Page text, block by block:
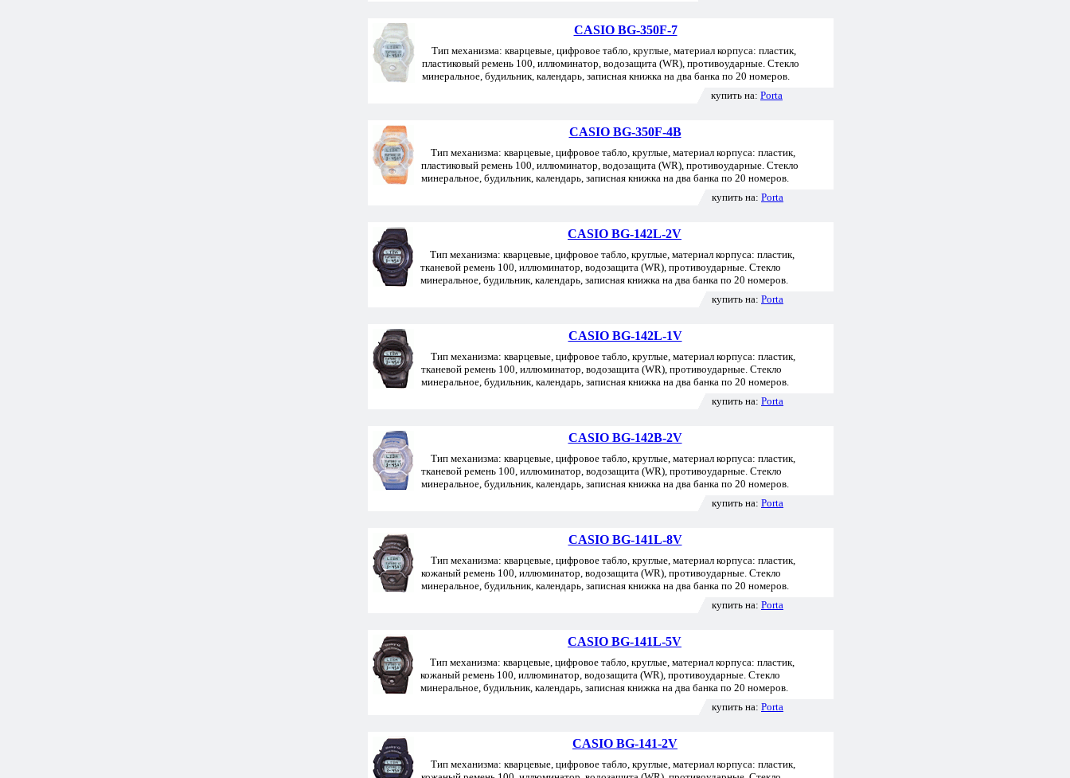
CASIO BG-350F-7
Тип механизма: кварцевые, цифровое табло, круглые, материал корпуса: пластик,
пластиковый ремень 100, иллюминатор, водозащита (WR), противоударные. Стекло
минеральное, будильник, календарь, записная книжка на два банка по 20 номеров.
купить на: Porta
CASIO BG-350F-4B
Тип механизма: кварцевые, цифровое табло, круглые, материал корпуса: пластик,
пластиковый ремень 100, иллюминатор, водозащита (WR), противоударные. Стекло
минеральное, будильник, календарь, записная книжка на два банка по 20 номеров.
купить на: Porta
CASIO BG-142L-2V
Тип механизма: кварцевые, цифровое табло, круглые, материал корпуса: пластик,
тканевой ремень 100, иллюминатор, водозащита (WR), противоударные. Стекло
минеральное, будильник, календарь, записная книжка на два банка по 20 номеров.
купить на: Porta
CASIO BG-142L-1V
Тип механизма: кварцевые, цифровое табло, круглые, материал корпуса: пластик,
тканевой ремень 100, иллюминатор, водозащита (WR), противоударные. Стекло
минеральное, будильник, календарь, записная книжка на два банка по 20 номеров.
купить на: Porta
CASIO BG-142B-2V
Тип механизма: кварцевые, цифровое табло, круглые, материал корпуса: пластик,
тканевой ремень 100, иллюминатор, водозащита (WR), противоударные. Стекло
минеральное, будильник, календарь, записная книжка на два банка по 20 номеров.
купить на: Porta
CASIO BG-141L-8V
Тип механизма: кварцевые, цифровое табло, круглые, материал корпуса: пластик,
кожаный ремень 100, иллюминатор, водозащита (WR), противоударные. Стекло
минеральное, будильник, календарь, записная книжка на два банка по 20 номеров.
купить на: Porta
CASIO BG-141L-5V
Тип механизма: кварцевые, цифровое табло, круглые, материал корпуса: пластик,
кожаный ремень 100, иллюминатор, водозащита (WR), противоударные. Стекло
минеральное, будильник, календарь, записная книжка на два банка по 20 номеров.
купить на: Porta
CASIO BG-141-2V
Тип механизма: кварцевые, цифровое табло, круглые, материал корпуса: пластик,